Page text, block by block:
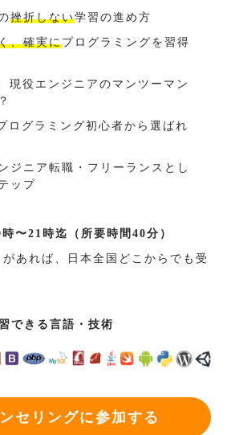
挫折しない学習の進め方
、確実にプログラミングを習得
現役エンジニアのマンツーマン
ログラミング初心者から選ばれ
ジニア転職・フリーランスとし
ップ
〜21時迄（所要時間40分）
あれば、日本全国どこからでも受
できる言語・技術
セリングに参加する